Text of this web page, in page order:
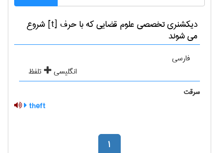
دیکشنری تخصصی علوم قضایی که با حرف [t] شروع
می شوند
فارسی
انگلیسی
تلفظ
سرقت
theft
1